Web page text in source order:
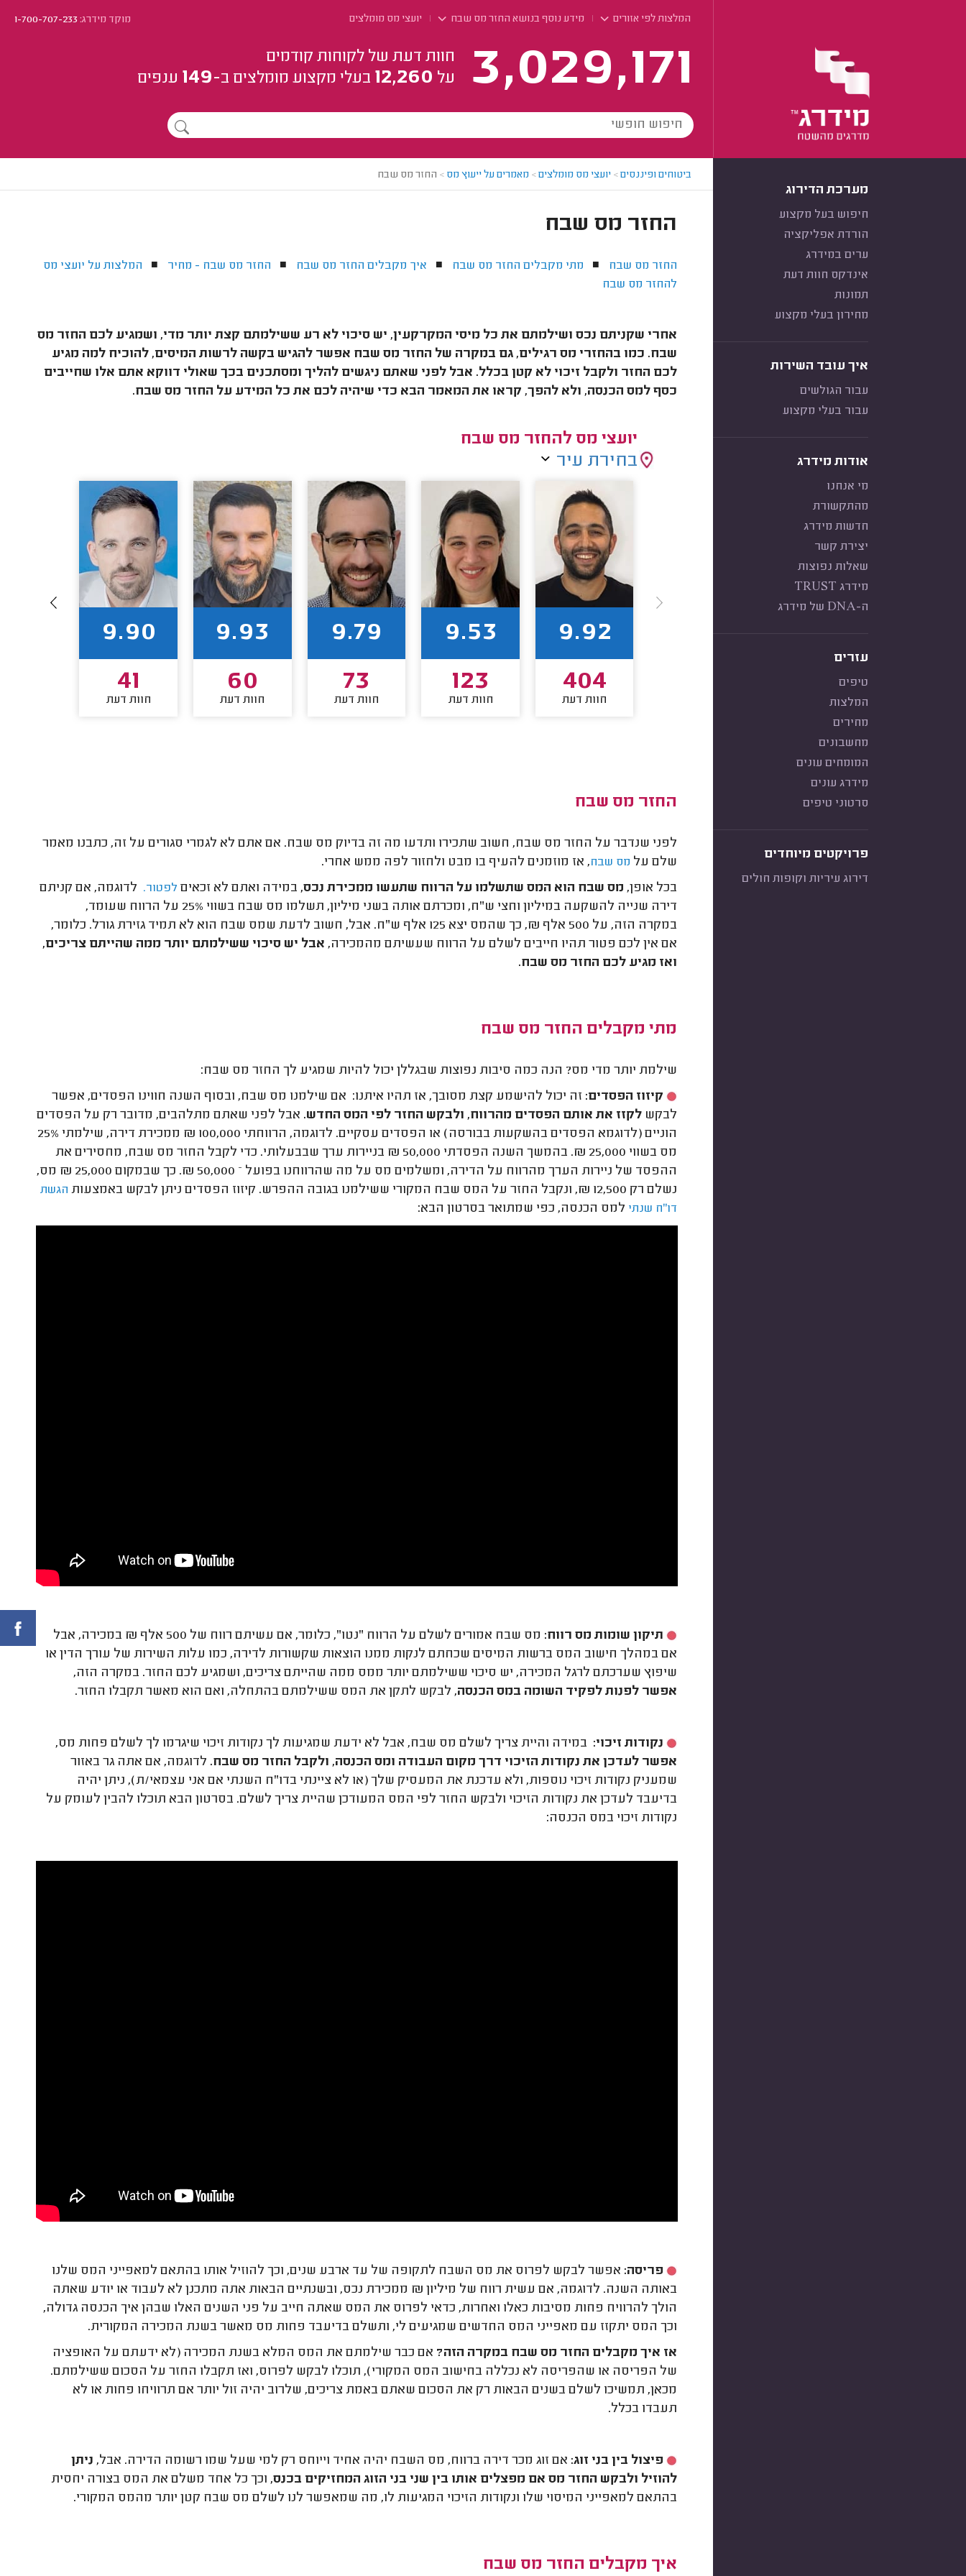
המלצות לפי אזורים מידע נוסף בנושא החזר מס שבח יועצי מס מומלצים מוקד מידרג:1-700-707-233
3,029,171
חוות דעת של לקוחות קודמים
על 12,260 בעלי מקצוע מומלצים ב-149 ענפים
מערכת הדירוג
חיפוש בעל מקצוע
הורדת אפליקציה
ערים במידרג
אינדקס חוות דעת
תמונות
מחירון בעלי מקצוע
איך עובד השירות
עבור הגולשים
עבור בעלי מקצוע
אודות מידרג
מי אנחנו
מהתקשורת
חדשות מידרג
יצירת קשר
שאלות נפוצות
מידרג TRUST
ה-DNA של מידרג
עזרים
טיפים
המלצות
מחירים
מחשבונים
המומחים עונים
מידרג עונים
סרטוני טיפים
פרויקטים מיוחדים
דירוג עיריות וקופות חולים
ביטוחים ופיננסים> יועצי מס מומלצים> מאמרים על ייעוץ מס > החזר מס שבח
החזר מס שבח
החזר מס שבח ■ מתי מקבלים החזר מס שבח ■ איך מקבלים החזר מס שבח ■ החזר מס שבח - מחיר ■ המלצות על יועצי מס
להחזר מס שבח
אחרי שקניתם נכס ושילמתם את כל מיסי המקרקעין, יש סיכוי לא רע ששילמתם קצת יותר מדי, ושמגיע לכם החזר מס
שבח. כמו בהחזרי מס רגילים, גם במקרה של החזר מס שבח אפשר להגיש בקשה לרשות המיסים, להוכיח למה מגיע
לכם החזר ולקבל זיכוי לא קטן בכלל. אבל לפני שאתם ניגשים להליך ומסתכנים בכך שאולי דווקא אתם אלו שחייבים
כסף למס הכנסה, ולא להפך, קראו את המאמר הבא כדי שיהיה לכם את כל המידע על החזר מס שבח.
יועצי מס להחזר מס שבח
בחירת עיר
9.92
404
חוות דעת
9.53
123
חוות דעת
9.79
73
חוות דעת
9.93
60
חוות דעת
9.90
41
חוות דעת
החזר מס שבח
לפני שנדבר על החזר מס שבח, חשוב שתכירו ותדעו מה זה בדיוק מס שבח. אם אתם לא לגמרי סגורים על זה, כתבנו מאמר
שלם על מס שבח, אז מוזמנים להעיף בו מבט ולחזור לפה ממש אחרי.
בכל אופן, מס שבח הוא המס שתשלמו על הרווח שתעשו ממכירת נכס,במידה ואתם לא זכאים לפטור. לדוגמה, אם קניתם
דירה שנייה להשקעה במיליון וחצי ש"ח, ומכרתם אותה בשני מיליון, תשלמו מס שבח בשווי 25% על הרווח שעומד,
במקרה הזה, על 500 אלף ₪, כך שהמס יצא 125 אלף ש"ח. אבל, חשוב לדעת שמס שבח הוא לא תמיד גזירת גורל. כלומר,
אם אין לכם פטור תהיו חייבים לשלם על הרווח שעשיתם מהמכירה, אבל יש סיכוי ששילמתם יותר ממה שהייתם צריכים,
ואז מגיע לכם החזר מס שבח.
מתי מקבלים החזר מס שבח
שילמת יותר מדי מס? הנה כמה סיבות נפוצות שבגללן יכול להיות שמגיע לך החזר מס שבח:
קיזוז הפסדים: זה יכול להישמע קצת מסובך, אז תהיו איתנו: אם שילמנו מס שבח, ובסוף השנה חווינו הפסדים, אפשר
לבקש לקזז את אותם הפסדים מהרווח, ולבקש החזר לפי המס החדש. אבל לפני שאתם מתלהבים, מדובר רק על הפסדים
הוניים (לדוגמא הפסדים בהשקעות בבורסה) או הפסדים עסקיים. לדוגמה, הרווחתי 100,000 ₪ ממכירת דירה, שילמתי 25%
מס בשווי 25,000 ₪. בהמשך השנה הפסדתי 50,000 ₪ בניירות ערך שבבעלותי. כדי לקבל החזר מס שבח, מחסירים את
ההפסד של ניירות הערך מהרווח על הדירה, ומשלמים מס על מה שהרווחנו בפועל – 50,000 ₪. כך שבמקום 25,000 ₪ מס,
נשלם רק 12,500 ₪, ונקבל החזר על המס שבח המקורי ששילמנו בגובה ההפרש. קיזוז הפסדים ניתן לבקש באמצעות
הגשת
דו"ח שנתי למס הכנסה, כפי שמתואר בסרטון הבא:
תיקון שומות מס רווח:
מס שבח אמורים לשלם על הרווח "נטו", כלומר, אם עשיתם רווח של 500 אלף ₪ במכירה, אבל
אם במהלך חישוב המס ברשות המיסים שכחתם לנקות ממנו הוצאות שקשורות לדירה, כמו עלות השירות של עורך הדין או
שיפוץ שערכתם לרגל המכירה, יש סיכוי ששילמתם יותר ממס ממה שהייתם צריכים, ושמגיע לכם החזר. במקרה הזה,
אפשר לפנות לפקיד השומה במס הכנסה, לבקש לתקן את המס ששילמתם בהתחלה, ואם הוא מאשר תקבלו החזר.
נקודות זיכוי: במידה והיית צריך לשלם מס שבח, אבל לא ידעת שמגיעות לך נקודות זיכוי שיגרמו לך לשלם פחות מס,
אפשר לעדכן את נקודות הזיכוי דרך מקום העבודה ומס הכנסה, ולקבל החזר מס שבח. לדוגמה, אם אתה גר באזור
שמעניק נקודות זיכוי נוספות, ולא עדכנת את המעסיק שלך (או לא ציינתי בדו"ח השנתי אם אני עצמאי/ת), ניתן יהיה
בדיעבד לעדכן את נקודות הזיכוי ולבקש החזר לפי המס המעודכן שהיית צריך לשלם. בסרטון הבא תוכלו להבין לעומק על
נקודות זיכוי במס הכנסה:
פריסה: אפשר לבקש לפרוס את מס השבח לתקופה של עד ארבע שנים, וכך להוזיל אותו בהתאם למאפייני המס שלנו
באותה השנה. לדוגמה, אם עשית רווח של מיליון ₪ ממכירת נכס, ובשנתיים הבאות אתה מתכנן לא לעבוד או יודע שאתה
הולך להרוויח פחות מסיבות כאלו ואחרות, כדאי לפרוס את המס שאתה חייב על פני השנים האלו שבהן איך הכנסה גדולה,
וכך המס יתקזז עם מאפייני המס החדשים שמגיעים לי, ותשלם בדיעבד פחות מס מאשר בשנת המכירה המקורית.
אז איך מקבלים החזר מס שבח במקרה הזה? אם כבר שילמתם את המס המלא בשנת המכירה (לא ידעתם על האופציה
של הפריסה או שהפריסה לא נכללה בחישוב המס המקורי), תוכלו לבקש לפרוס, ואז תקבלו החזר על הסכום ששילמתם.
מכאן, תמשיכו לשלם בשנים הבאות רק את הסכום שאתם באמת צריכים, שלרוב יהיה זול יותר אם תרוויחו פחות או לא
תעבדו בכלל.
פיצול בין בני זוג: אם זוג מכר דירה ברווח, מס השבח יהיה אחיד וייוחס רק למי שעל שמו רשומה הדירה. אבל, ניתן
להוזיל ולבקש החזר מס אם מפצלים אותו בין שני בני הזוג המחזיקים בכנס,וכך כל אחד משלם את המס בצורה יחסית
בהתאם למאפייני המיסוי שלו ונקודות הזיכוי המגיעות לו, מה שמאפשר לנו לשלם מס שבח קטן יותר מהמס המקורי.
איך מקבלים החזר מס שבח